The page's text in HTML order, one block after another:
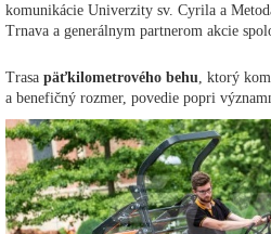
komunikácie Univerzity sv. Cyrila a
Trnava a generálnym partnerom akcie
Trasa päťkilometrového behu , ktorý
a benefičný rozmer, povedie popri